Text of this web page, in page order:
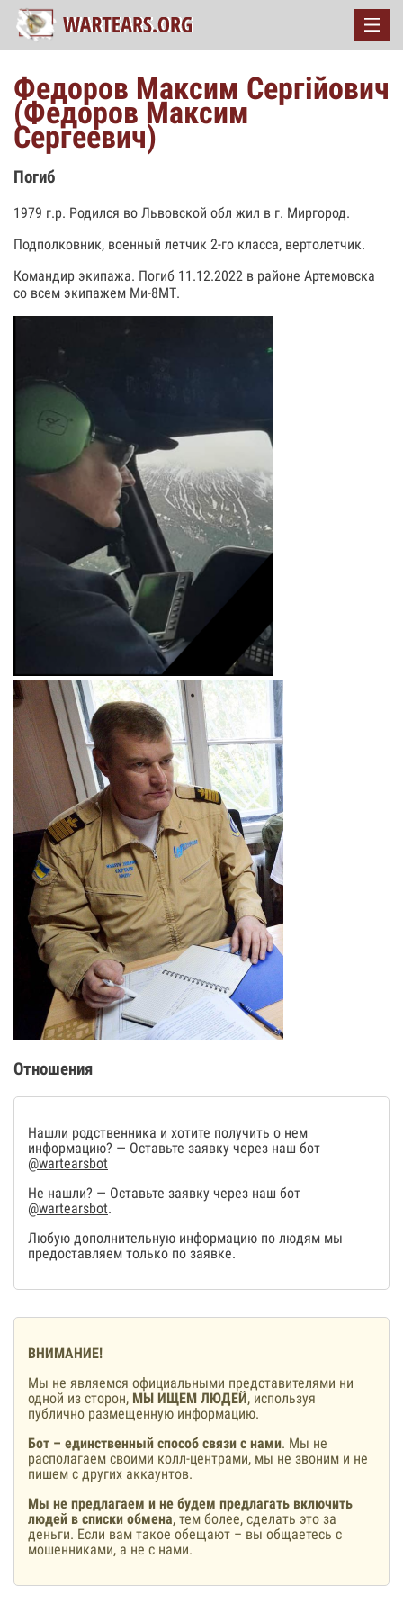
Федоров Максим Сергійович
(Федоров Максим
Сергеевич)
Погиб
1979 г.р. Родился во Львовской обл жил в г. Миргород.
Подполковник, военный летчик 2-го класса, вертолетчик.
Командир экипажа. Погиб 11.12.2022 в районе Артемовска
со всем экипажем Ми-8МТ.
Отношения
Нашли родственника и хотите получить о нем
информацию? — Оставьте заявку через наш бот
@wartearsbot
Не нашли? — Оставьте заявку через наш бот
@wartearsbot.
Любую дополнительную информацию по людям мы
предоставляем только по заявке.
ВНИМАНИЕ!
Мы не являемся официальными представителями ни
одной из сторон, МЫ ИЩЕМ ЛЮДЕЙ, используя
публично размещенную информацию.
Бот – единственный способ связи с нами. Мы не
располагаем своими колл-центрами, мы не звоним и не
пишем с других аккаунтов.
Мы не предлагаем и не будем предлагать включить
людей в списки обмена, тем более, сделать это за
деньги. Если вам такое обещают – вы общаетесь с
мошенниками, а не с нами.